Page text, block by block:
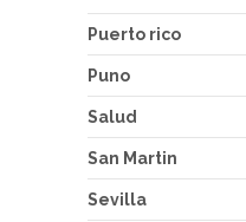
Puerto rico
Puno
Salud
San Martin
Sevilla